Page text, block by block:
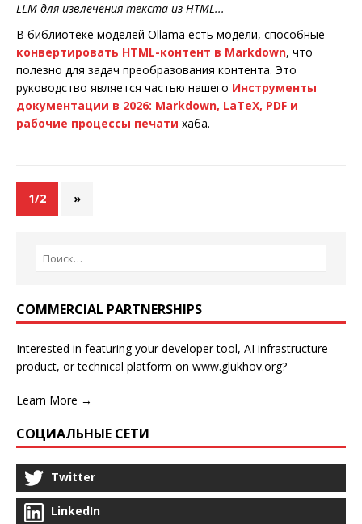
LLM для извлечения текста из HTML...
В библиотеке моделей Ollama есть модели, способные
конвертировать HTML-контент в Markdown, что
полезно для задач преобразования контента. Это
руководство является частью нашего Инструменты
документации в 2026: Markdown, LaTeX, PDF и
рабочие процессы печати хаба.
1/2 »
COMMERCIAL PARTNERSHIPS
Interested in featuring your developer tool, AI infrastructure
product, or technical platform on www.glukhov.org?
Learn More →
СОЦИАЛЬНЫЕ СЕТИ
Twitter
LinkedIn